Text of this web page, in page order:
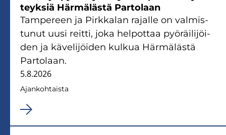
teyk­siä Här­mä­läs­tä Par­to­laan
Tam­pe­reen ja Pirk­ka­lan ra­jal­le on val­mis­
tu­nut uusi reit­ti, joka hel­pot­taa pyö­räi­li­jöi­
den ja kä­ve­li­jöi­den kul­kua Här­mä­läs­tä
Par­to­laan.
5.8.2026
Ajan­koh­tais­ta